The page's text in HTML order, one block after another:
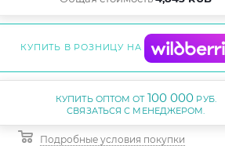
КУПИТЬ В РОЗНИЦУ НА
КУПИТЬ ОПТОМ ОТ 100 000 РУБ.
Подробные условия покупки